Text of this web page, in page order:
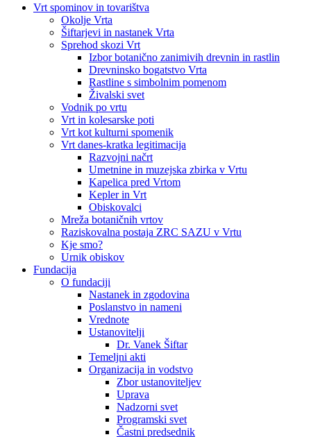
Vrt spominov in tovarištva
Okolje Vrta
Šiftarjevi in nastanek Vrta
Sprehod skozi Vrt
Izbor botanično zanimivih drevnin in rastlin
Drevninsko bogatstvo Vrta
Rastline s simbolnim pomenom
Živalski svet
Vodnik po vrtu
Vrt in kolesarske poti
Vrt kot kulturni spomenik
Vrt danes-kratka legitimacija
Razvojni načrt
Umetnine in muzejska zbirka v Vrtu
Kapelica pred Vrtom
Kepler in Vrt
Obiskovalci
Mreža botaničnih vrtov
Raziskovalna postaja ZRC SAZU v Vrtu
Kje smo?
Urnik obiskov
Fundacija
O fundaciji
Nastanek in zgodovina
Poslanstvo in nameni
Vrednote
Ustanovitelji
Dr. Vanek Šiftar
Temeljni akti
Organizacija in vodstvo
Zbor ustanoviteljev
Uprava
Nadzorni svet
Programski svet
Častni predsednik